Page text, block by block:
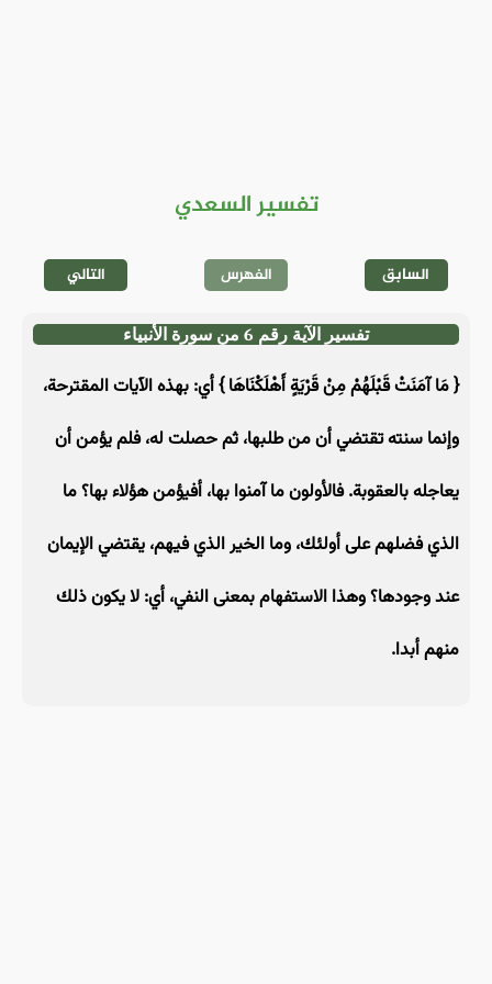
تفسير السعدي
السابق الفهرس التالي
تفسير الآية رقم 6 من سورة الأنبياء
{ مَا آمَنَتْ قَبْلَهُمْ مِنْ قَرْيَةٍ أَهْلَكْنَاهَا } أي: بهذه الآيات المقترحة،
وإنما سنته تقتضي أن من طلبها، ثم حصلت له، فلم يؤمن أن
يعاجله بالعقوبة. فالأولون ما آمنوا بها، أفيؤمن هؤلاء بها؟ ما
الذي فضلهم على أولئك، وما الخير الذي فيهم، يقتضي الإيمان
عند وجودها؟ وهذا الاستفهام بمعنى النفي، أي: لا يكون ذلك
منهم أبدا.